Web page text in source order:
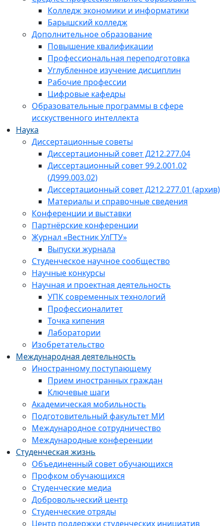
Колледж экономики и информатики
Барышский колледж
Дополнительное образование
Повышение квалификации
Профессиональная переподготовка
Углубленное изучение дисциплин
Рабочие профессии
Цифровые кафедры
Образовательные программы в сфере
исскуственного интеллекта
Наука
Диссертационные советы
Диссертационный совет Д212.277.04
Диссертационный совет 99.2.001.02
(Д999.003.02)
Диссертационный совет Д212.277.01 (архив)
Материалы и справочные сведения
Конференции и выставки
Партнёрские конференции
Журнал «Вестник УлГТУ»
Выпуски журнала
Студенческое научное сообщество
Научные конкурсы
Научная и проектная деятельность
УПК современных технологий
Профессионалитет
Точка кипения
Лаборатории
Изобретательство
Международная деятельность
Иностранному поступающему
Прием иностранных граждан
Ключевые шаги
Академическая мобильность
Подготовительный факультет МИ
Международное сотрудничество
Международные конференции
Студенческая жизнь
Объединенный совет обучающихся
Профком обучающихся
Студенческие медиа
Добровольческий центр
Студенческие отряды
Центр поддержки студенческих инициатив